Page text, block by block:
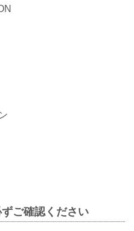
ご確認ください